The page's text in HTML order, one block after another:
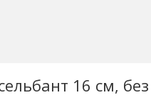
16 см, без